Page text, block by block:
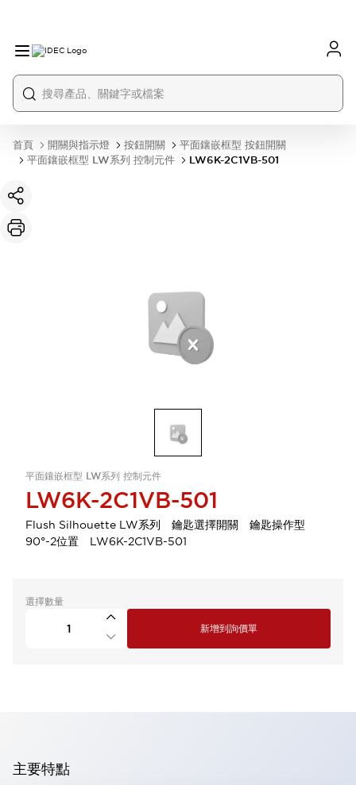
首頁 開關與指示燈 按鈕開關
平面鑲嵌框型 按鈕開關
平面鑲嵌框型 LW系列 控制元件
LW6K-2C1VB-501
平面鑲嵌框型 LW系列 控制元件
LW6K-2C1VB-501
Flush Silhouette LW系列 鑰匙選擇開關 鑰匙操作型
90°-2位置 LW6K-2C1VB-501
選擇數量
新增到詢價單
主要特點